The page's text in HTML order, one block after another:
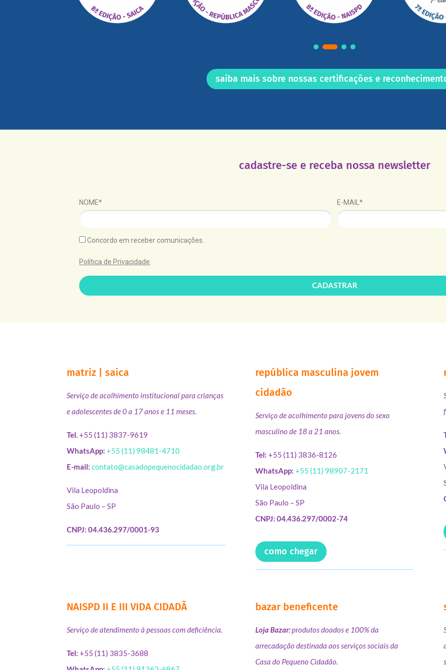
saiba mais sobre nossas certificações e
cadastre-se e receba nossa newsletter
NOME* E-MAIL*
Concordo em receber comunicações.
Política de Privacidade
CADASTRAR
matriz | saica
Serviço de acolhimento institucional para crianças
e adolescentes de 0 a 17 anos e 11 meses.
Tel. +55 (11) 3837-9619
WhatsApp: +55 (11) 98481-4710
E-mail: contato@casadopequenocidadao.org.br
Vila Leopoldina
São Paulo – SP
CNPJ: 04.436.297/0001-93
república masculina jovem
cidadão
Serviço de acolhimento para jovens do sexo
masculino de 18 a 21 anos.
Tel: +55 (11) 3836-8126
WhatsApp: +55 (11) 98907-2171
Vila Leopoldina
São Paulo – SP
CNPJ: 04.436.297/0002-74
como chegar
NAISPD II E III VIDA CIDADÃ
Serviço de atendimento à pessoas com deficiência.
Tel: +55 (11) 3835-3688
bazar beneficente
Loja Bazar:produtos doados e 100% da
arrecadação destinada aos serviços sociais da
Casa do Pequeno Cidadão.